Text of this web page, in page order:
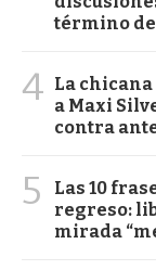
término
4 La
a Maxi
contra
5
Las 10
regreso:
mirada